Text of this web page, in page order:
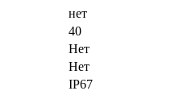
нет
40
Нет
Нет
IP67